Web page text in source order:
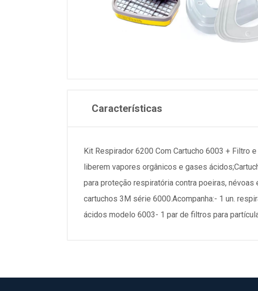
Características
Kit Respirador 6200 Com Cartucho 6003 + Filtro
liberem vapores orgânicos e gases
para proteção respiratória contra poeiras,
cartuchos 3M série 6000.Acompanha:- 1 un.
ácidos modelo 6003- 1 par de filtros para